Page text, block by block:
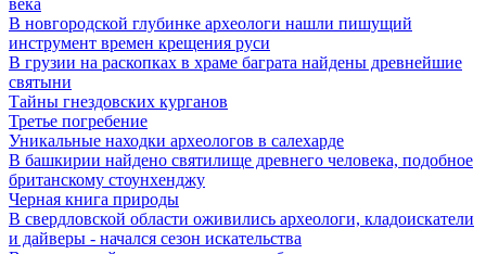
В новгородской глубинке археологи нашли пишущий
инструмент времен крещения руси
В грузии на раскопках в храме баграта найдены древнейшие
святыни
Тайны гнездовских курганов
Третье погребение
Уникальные находки археологов в салехарде
В башкирии найдено святилище древнего человека, подобное
британскому стоунхенджу
Черная книга природы
В свердловской области оживились археологи, кладоискатели
и дайверы - начался сезон искательства